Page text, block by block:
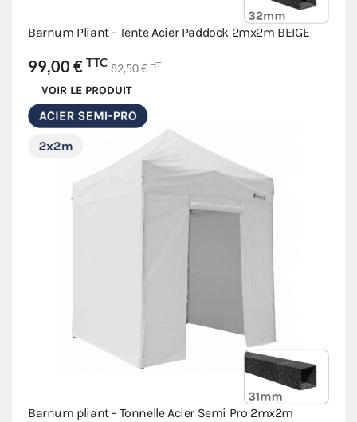
Barnum Pliant - Tente Acier Paddock 2mx2m BEIGE
99,00 € TTC 82,50 € HT
VOIR LE PRODUIT
Barnum pliant - Tonnelle Acier Semi Pro 2mx2m